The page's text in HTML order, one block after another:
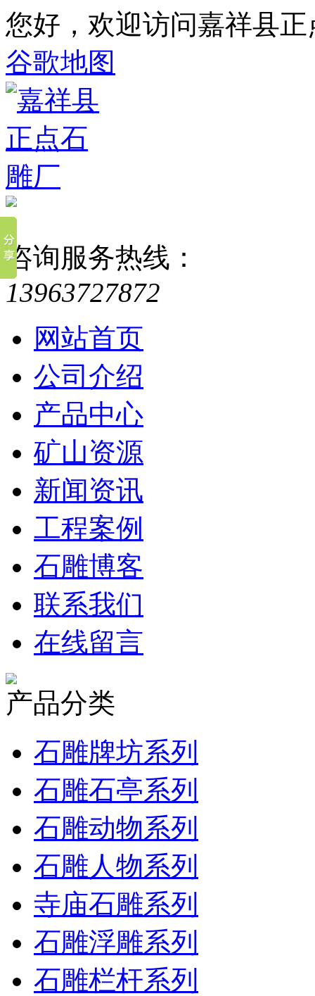
您好，欢迎访问嘉祥县
谷歌地图
咨询服务热线：
13963727872
网站首页
公司介绍
产品中心
矿山资源
新闻资讯
工程案例
石雕博客
联系我们
在线留言
产品分类
石雕牌坊系列
石雕石亭系列
石雕动物系列
石雕人物系列
寺庙石雕系列
石雕浮雕系列
石雕栏杆系列